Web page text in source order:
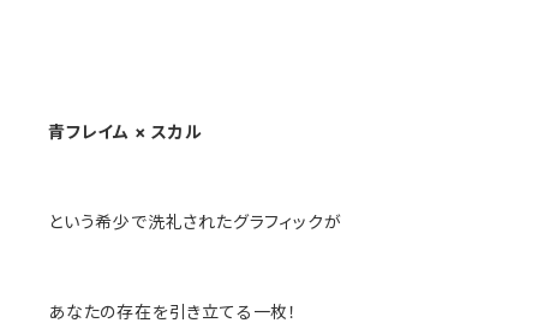
青フレイム × スカル
という希少で洗礼されたグラフィックが
あなたの存在を引き立てる一枚！